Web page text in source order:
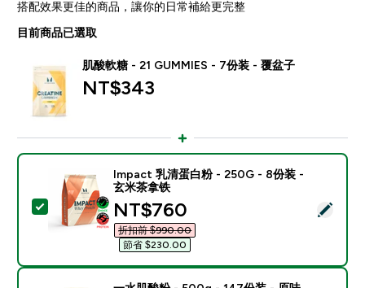
搭配效果更佳的商品，讓你的日常補給更完整
目前商品已選取
肌酸軟糖 - 21 GUMMIES - 7份装 - 覆盆子
NT$343‎
選取此商品 - Impact 乳清蛋白粉 - 250G - 8份装 - 玄
Impact 乳清蛋白粉 - 250G - 8份装 -
玄米茶拿铁
discounted price
NT$760‎
折扣前 $990.00‎
節省 $230.00‎